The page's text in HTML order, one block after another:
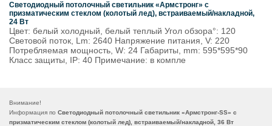
Светодиодный потолочный светильник «Армстронг» с
призматическим стеклом (колотый лед), встраиваемый/накладной,
24 Вт
Цвет: белый холодный, белый теплый Угол обзора°: 120
Световой поток, Lm: 2640 Напряжение питания, V: 220
Потребляемая мощность, W: 24 Габариты, mm: 595*595*90
Класс защиты, IP: 40 Примечание: в компле
Внимание!
Информация по Светодиодный потолочный светильник «Армстронг-SS» с
призматическим стеклом (колотый лед), встраиваемый/накладной, 36 Вт